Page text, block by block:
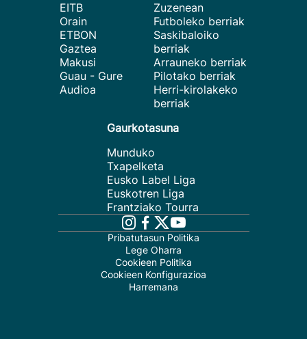
EITB
Orain
ETBON
Gaztea
Makusi
Guau - Gure
Audioa
Zuzenean
Futboleko berriak
Saskibaloiko
berriak
Arrauneko berriak
Pilotako berriak
Herri-kirolakeko
berriak
Gaurkotasuna
Munduko
Txapelketa
Eusko Label Liga
Euskotren Liga
Frantziako Tourra
Pribatutasun Politika
Lege Oharra
Cookieen Politika
Cookieen Konfigurazioa
Harremana